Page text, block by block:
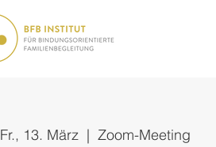
Fr., 13. März
  |
Zoom-Meeting